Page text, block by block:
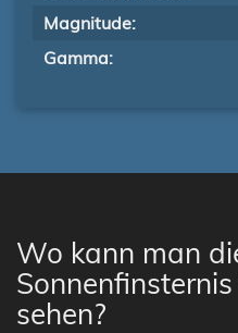
Magnitude:
Gamma:
Wo kann man
sehen?